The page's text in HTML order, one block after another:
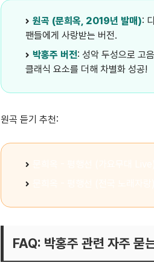
원곡 (문희옥, 2019년 발매):
팬들에게 사랑받는 버전.
박홍주 버전: 성악 두성으로 고
클래식 요소를 더해 차별화 성공!
원곡 듣기 추천:
FAQ: 박홍주 관련 자주 묻